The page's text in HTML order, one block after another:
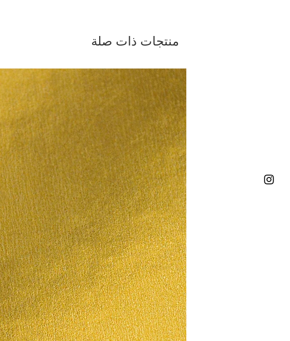
منتجات ذات صلة